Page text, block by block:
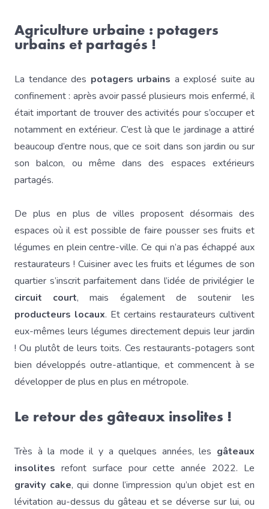
Agriculture urbaine : potagers
urbains et partagés !
La tendance des potagers urbains a explosé suite au
confinement : après avoir passé plusieurs mois enfermé, il
était important de trouver des activités pour s’occuper et
notamment en extérieur. C’est là que le jardinage a attiré
beaucoup d’entre nous, que ce soit dans son jardin ou sur
son balcon, ou même dans des espaces extérieurs
partagés.
De plus en plus de villes proposent désormais des
espaces où il est possible de faire pousser ses fruits et
légumes en plein centre-ville. Ce qui n’a pas échappé aux
restaurateurs ! Cuisiner avec les fruits et légumes de son
quartier s’inscrit parfaitement dans l’idée de privilégier le
circuit court, mais également de soutenir les
producteurs locaux. Et certains restaurateurs cultivent
eux-mêmes leurs légumes directement depuis leur jardin
! Ou plutôt de leurs toits. Ces restaurants-potagers sont
bien développés outre-atlantique, et commencent à se
développer de plus en plus en métropole.
Le retour des gâteaux insolites !
Très à la mode il y a quelques années, les gâteaux
insolites refont surface pour cette année 2022. Le
gravity cake, qui donne l’impression qu’un objet est en
lévitation au-dessus du gâteau et se déverse sur lui, ou